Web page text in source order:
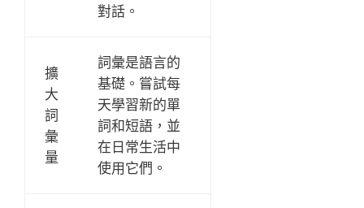
對話。
擴
大
詞
彙
量
詞彙是語言的
基礎。嘗試每
天學習新的單
詞和短語，並
在日常生活中
使用它們。